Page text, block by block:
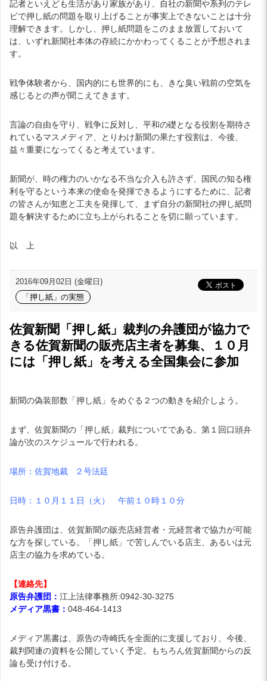
記者といえども生活があり家族があり、自社の新聞や系列のテレ
ビで押し紙の問題を取り上げることが事実上できないことは十分
理解できます。しかし、押し紙問題をこのまま放置しておいて
は、いずれ新聞社本体の存続にかかわってくることが予想されま
す。
戦争体験者から、国内的にも世界的にも、きな臭い戦前の空気を
感じるとの声が聞こえてきます。
言論の自由を守り、戦争に反対し、平和の礎となる役割を期待さ
れているマスメディア、とりわけ新聞の果たす役割は、今後、
益々重要になってくると考えています。
新聞が、時の権力のいかなる不当な介入も許さず、国民の知る権
利を守るという本来の使命を発揮できるようにするために、記者
の皆さんが知恵と工夫を発揮して、まず自分の新聞社の押し紙問
題を解決するために立ち上がられることを切に願っています。
以 上
2016年09月02日 (金曜日)
「押し紙」の実態
佐賀新聞「押し紙」裁判の弁護団が協力で
きる佐賀新聞の販売店主者を募集、１０月
には「押し紙」を考える全国集会に参加
新聞の偽装部数「押し紙」をめぐる２つの動きを紹介しよう。
まず、佐賀新聞の「押し紙」裁判についてである。第１回口頭弁
論が次のスケジュールで行われる。
場所：佐賀地裁 ２号法廷
日時：１０月１１日（火） 午前１０時１０分
原告弁護団は、佐賀新聞の販売店経営者・元経営者で協力が可能
な方を探している。「押し紙」で苦しんでいる店主、あるいは元
店主の協力を求めている。
【連絡先】
原告弁護団： 江上法律事務所:0942-30-3275
メディア黒書： 048-464-1413
メディア黒書は、原告の寺崎氏を全面的に支援しており、今後、
裁判関連の資料を公開していく予定。もちろん佐賀新聞からの反
論も受け付ける。